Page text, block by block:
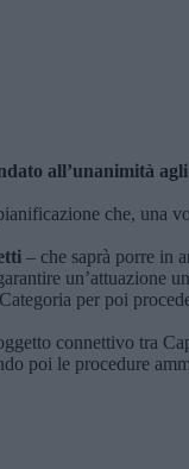
all’unanimità
che, una
– che saprà porre in
un’attuazione
per poi
connettivo tra
poi le procedure